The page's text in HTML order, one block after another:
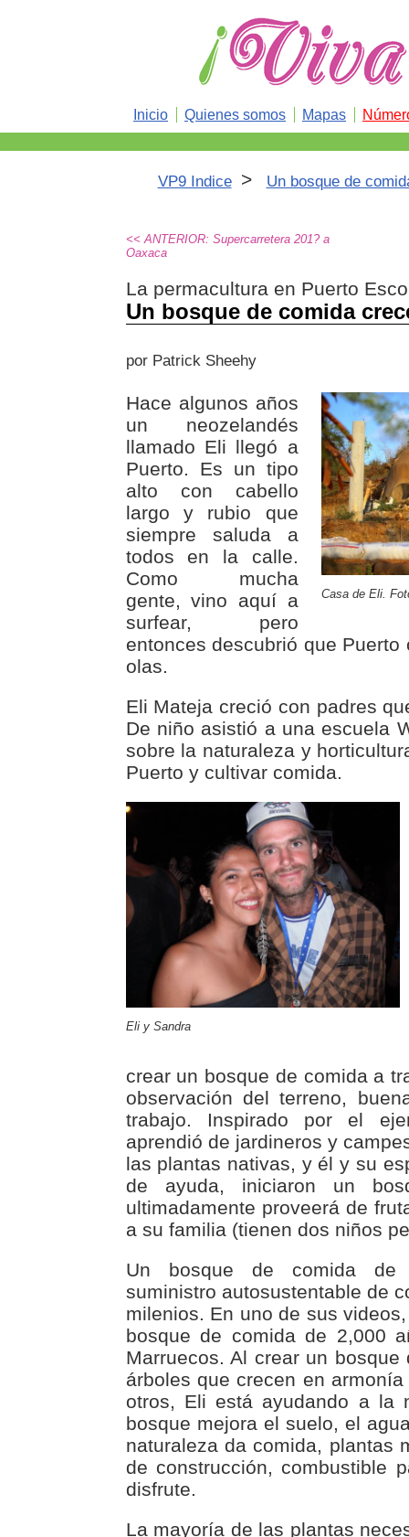
Inicio Quienes somos Mapas
VP9 Indice > Un bosque de
<< ANTERIOR: Supercarretera 201? a
Oaxaca
La permacultura en Puerto
Un bosque de comida
por Patrick Sheehy
Casa de Eli.
Hace algunos años
un neozelandés
llamado Eli llegó a
Puerto. Es un tipo
alto con cabello
largo y rubio que
siempre saluda a
todos en la calle.
Como mucha
gente, vino aquí a
surfear, pero
entonces descubrió que
olas.
Eli Mateja creció con padres
De niño asistió a una escuela
sobre la naturaleza y
Puerto y cultivar comida.
Eli y Sandra
crear un bosque de comida a
observación del terreno,
trabajo. Inspirado por el
aprendió de jardineros y
las plantas nativas, y él y su
de ayuda, iniciaron un
ultimadamente proveerá de
a su familia (tienen dos niños
Un bosque de comida de
suministro autosustentable de
milenios. En uno de sus
bosque de comida de 2,000
Marruecos. Al crear un
árboles que crecen en
otros, Eli está ayudando a la
bosque mejora el suelo, el
naturaleza da comida, plantas
de construcción, combustible
disfrute.
La mayoría de las plantas